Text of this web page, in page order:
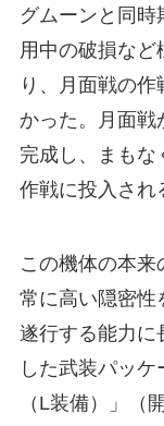
グムーンと同
用中の破損など
り、月面戦の
かった。月面戦
完成し、まもな
作戦に投入され
この機体の本来
常に高い隠密性
遂行する能力に
した武装パッ
（L装備）」（